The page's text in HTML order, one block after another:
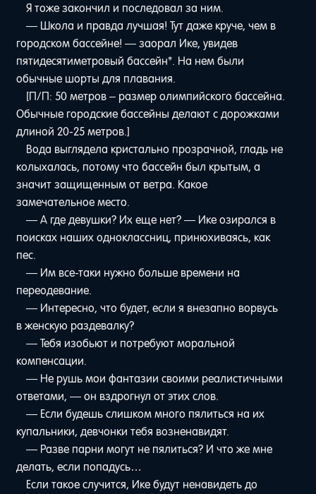
Я тоже закончил и последовал за ним.
— Школа и правда лучшая! Тут даже круче, чем в
городском бассейне! — заорал Ике, увидев
пятидесятиметровый бассейн*. На нем были
обычные шорты для плавания.
[П/П: 50 метров – размер олимпийского бассейна.
Обычные городские бассейны делают с дорожками
длиной 20-25 метров.]
Вода выглядела кристально прозрачной, гладь не
колыхалась, потому что бассейн был крытым, а
значит защищенным от ветра. Какое
замечательное место.
— А где девушки? Их еще нет? — Ике озирался в
поисках наших одноклассниц, принюхиваясь, как
пес.
— Им все-таки нужно больше времени на
переодевание.
— Интересно, что будет, если я внезапно ворвусь
в женскую раздевалку?
— Тебя изобьют и потребуют моральной
компенсации.
— Не рушь мои фантазии своими реалистичными
ответами, — он вздрогнул от этих слов.
— Если будешь слишком много пялиться на их
купальники, девчонки тебя возненавидят.
— Разве парни могут не пялиться? И что же мне
делать, если попадусь…
Если такое случится, Ике будут ненавидеть до